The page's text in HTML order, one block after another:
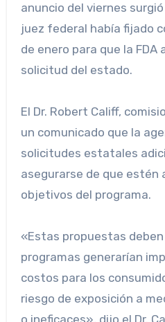
anuncio del viernes
juez federal había fijado
de enero para que la FDA
solicitud del estado.
El Dr. Robert Califf,
un comunicado que la
solicitudes estatales
asegurarse de que estén
objetivos del programa.
«Estas propuestas deben demostrar que los
programas generarían
costos para los
riesgo de exposición a